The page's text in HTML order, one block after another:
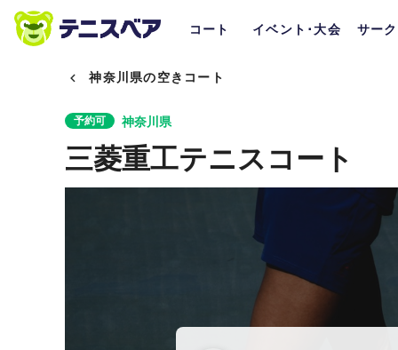
コート イベント･大会 サー
神奈川県の空きコート
予約可 神奈川県
三菱重工テニスコート